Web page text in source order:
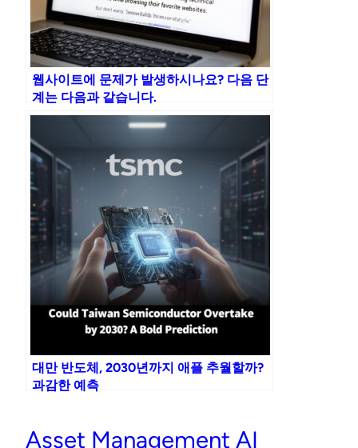
웹사이트에 문제가 발생하시나요? 다음 단
계는 다음과 같습니다.
대만 반도체, 2030년까지 애플 추월할까?
과감한 예측
Asset Management AI